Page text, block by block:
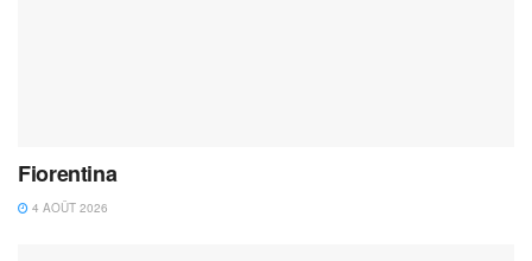
Fiorentina
4 AOÛT 2026